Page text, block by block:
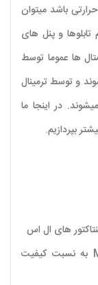
باشد میتوان
تابلوها و پنل های
ها عموما توسط
و توسط ترمینال
در اینجا ما
های ال اس
قیمت مناسب بیمتال MT-150/3H – 54~75 به نسبت کیفیت